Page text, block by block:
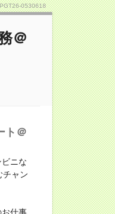
0530618
＠
ト＠
ニな
チャン
仕事